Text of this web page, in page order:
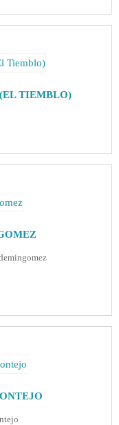
TIEMBLO)